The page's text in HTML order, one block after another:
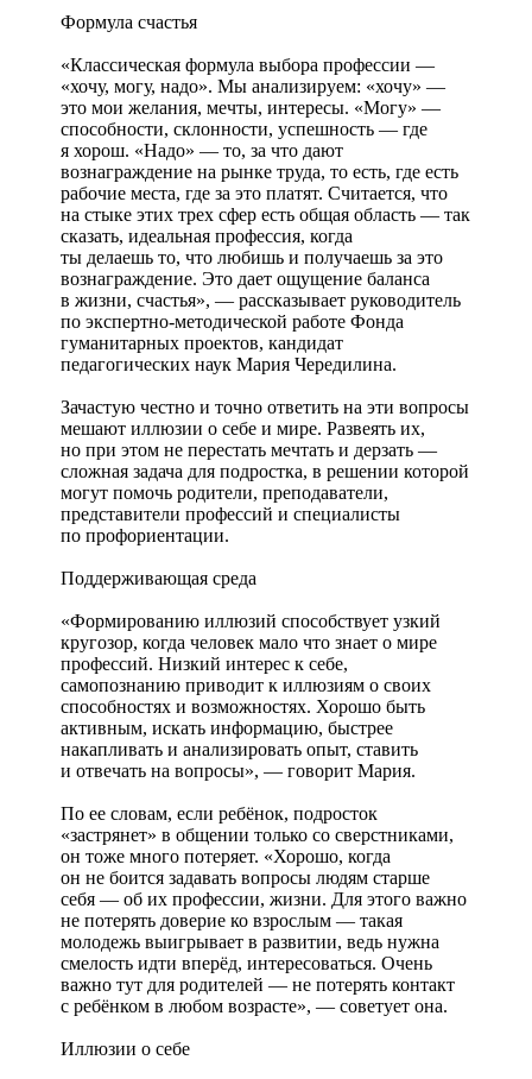
Формула счастья
«Классическая формула выбора профессии —
«хочу, могу, надо». Мы анализируем: «хочу» —
это мои желания, мечты, интересы. «Могу» —
способности, склонности, успешность — где
я хорош. «Надо» — то, за что дают
вознаграждение на рынке труда, то есть, где есть
рабочие места, где за это платят. Считается, что
на стыке этих трех сфер есть общая область — так
сказать, идеальная профессия, когда
ты делаешь то, что любишь и получаешь за это
вознаграждение. Это дает ощущение баланса
в жизни, счастья», — рассказывает руководитель
по экспертно-методической работе Фонда
гуманитарных проектов, кандидат
педагогических наук Мария Чередилина.
Зачастую честно и точно ответить на эти вопросы
мешают иллюзии о себе и мире. Развеять их,
но при этом не перестать мечтать и дерзать —
сложная задача для подростка, в решении которой
могут помочь родители, преподаватели,
представители профессий и специалисты
по профориентации.
Поддерживающая среда
«Формированию иллюзий способствует узкий
кругозор, когда человек мало что знает о мире
профессий. Низкий интерес к себе,
самопознанию приводит к иллюзиям о своих
способностях и возможностях. Хорошо быть
активным, искать информацию, быстрее
накапливать и анализировать опыт, ставить
и отвечать на вопросы», — говорит Мария.
По ее словам, если ребёнок, подросток
«застрянет» в общении только со сверстниками,
он тоже много потеряет. «Хорошо, когда
он не боится задавать вопросы людям старше
себя — об их профессии, жизни. Для этого важно
не потерять доверие ко взрослым — такая
молодежь выигрывает в развитии, ведь нужна
смелость идти вперёд, интересоваться. Очень
важно тут для родителей — не потерять контакт
с ребёнком в любом возрасте», — советует она.
Иллюзии о себе